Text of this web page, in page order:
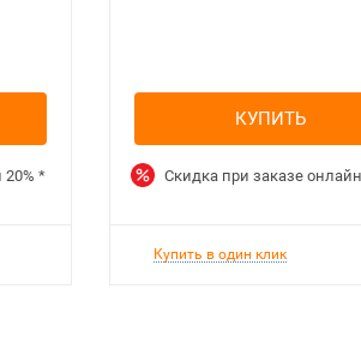
20% *
КУПИТЬ
Скидка при заказе онлайн
Купить в один клик